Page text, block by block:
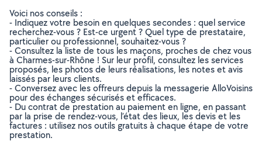
Voici nos conseils :
- Indiquez votre besoin en quelques secondes : quel service
recherchez-vous ? Est-ce urgent ? Quel type de prestataire,
particulier ou professionnel, souhaitez-vous ?
- Consultez la liste de tous les maçons, proches de chez vous
à Charmes-sur-Rhône ! Sur leur profil, consultez les services
proposés, les photos de leurs réalisations, les notes et avis
laissés par leurs clients.
- Conversez avec les offreurs depuis la messagerie AlloVoisins
pour des échanges sécurisés et efficaces.
- Du contrat de prestation au paiement en ligne, en passant
par la prise de rendez-vous, l’état des lieux, les devis et les
factures : utilisez nos outils gratuits à chaque étape de votre
prestation.